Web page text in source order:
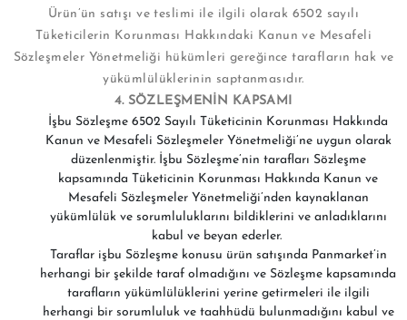
Ürün’ün satışı ve teslimi ile ilgili olarak 6502 sayılı
Tüketicilerin Korunması Hakkındaki Kanun ve Mesafeli
Sözleşmeler Yönetmeliği hükümleri gereğince tarafların hak ve
yükümlülüklerinin saptanmasıdır.
4. SÖZLEŞMENİN KAPSAMI
İşbu Sözleşme 6502 Sayılı Tüketicinin Korunması Hakkında
Kanun ve Mesafeli Sözleşmeler Yönetmeliği’ne uygun olarak
düzenlenmiştir. İşbu Sözleşme’nin tarafları Sözleşme
kapsamında Tüketicinin Korunması Hakkında Kanun ve
Mesafeli Sözleşmeler Yönetmeliği’nden kaynaklanan
yükümlülük ve sorumluluklarını bildiklerini ve anladıklarını
kabul ve beyan ederler.
Taraflar işbu Sözleşme konusu ürün satışında Panmarket’in
herhangi bir şekilde taraf olmadığını ve Sözleşme kapsamında
tarafların yükümlülüklerini yerine getirmeleri ile ilgili
herhangi bir sorumluluk ve taahhüdü bulunmadığını kabul ve